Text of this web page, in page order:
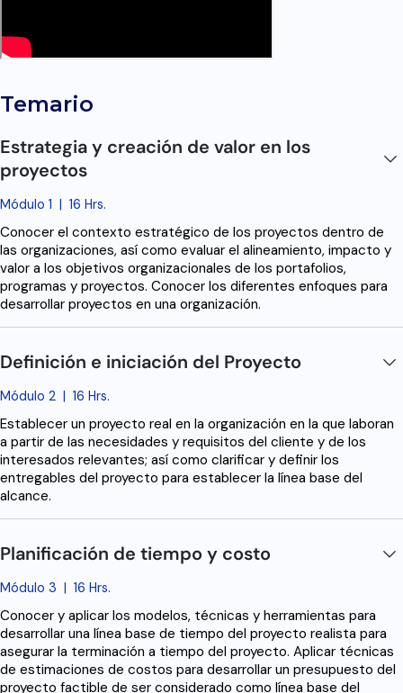
Temario
Estrategia y creación de valor en los
proyectos
Módulo 1 | 16 Hrs.
Conocer el contexto estratégico de los proyectos dentro de
las organizaciones, así como evaluar el alineamiento, impacto y
valor a los objetivos organizacionales de los portafolios,
programas y proyectos. Conocer los diferentes enfoques para
desarrollar proyectos en una organización.
Definición e iniciación del Proyecto
Módulo 2 | 16 Hrs.
Establecer un proyecto real en la organización en la que laboran
a partir de las necesidades y requisitos del cliente y de los
interesados relevantes; así como clarificar y definir los
entregables del proyecto para establecer la línea base del
alcance.
Planificación de tiempo y costo
Módulo 3 | 16 Hrs.
Conocer y aplicar los modelos, técnicas y herramientas para
desarrollar una línea base de tiempo del proyecto realista para
asegurar la terminación a tiempo del proyecto. Aplicar técnicas
de estimaciones de costos para desarrollar un presupuesto del
proyecto factible de ser considerado como línea base del